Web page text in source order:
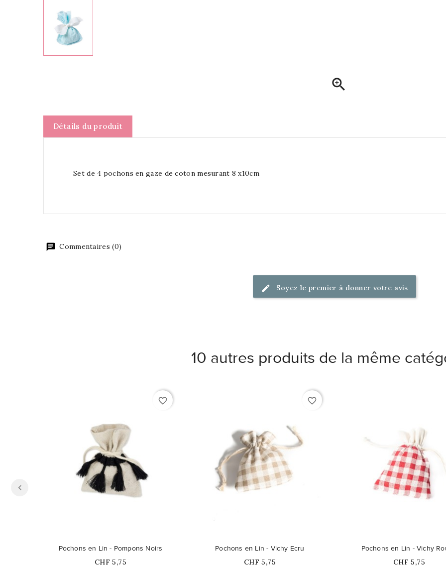

Détails du produit
Set de 4 pochons en gaze de coton mesurant 8 x10cm
Commentaires (0)
Soyez le premier à donner votre avis
10 autres produits de la même
favorite_border
Pochons en Lin - Pompons Noirs
Prix
CHF 5,75
favorite_border
Pochons en Lin - Vichy Ecru
Prix
CHF 5,75
Pochons en Lin - Vichy
Prix
CHF 5,75